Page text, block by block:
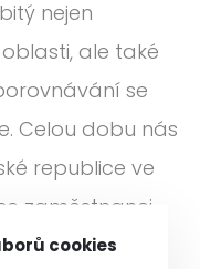
nejen
ale také
se
Celou dobu nás
republice ve
zaměstnanci
výborně
cookies